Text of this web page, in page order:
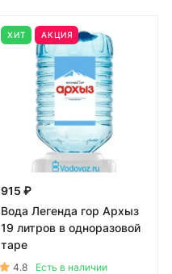
ХИТ АКЦИЯ
915 ₽
Вода Легенда гор Архыз
19 литров в одноразовой
таре
4.8
Есть в наличии